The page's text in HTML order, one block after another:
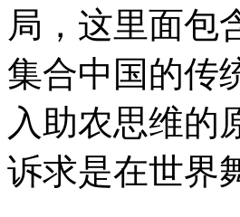
局，这里面包
集合中国的传
入助农思维的
诉求是在世界